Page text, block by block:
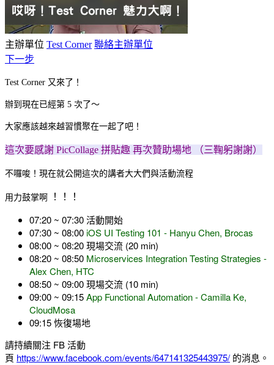
主辦單位 Test Corner 聯絡主辦單位
下一步
Test Corner 又來了！
辦到現在已經第 5 次了～
大家應該越來越習慣聚在一起了吧！
這次要感謝 PicCollage 拼貼趣 再次贊助場地 （三鞠躬謝謝）
不囉唆！現在就公開這次的講者大大們與活動流程
用力鼓掌啊 ！！！
07:20 ~ 07:30 活動開始
07:30 ~ 08:00iOS UI Testing 101 - Hanyu Chen, Brocas
08:00 ~ 08:20 現場交流 (20 min)
08:20 ~ 08:50 Microservices Integration Testing Strategies -
Alex Chen, HTC
08:50 ~ 09:00 現場交流 (10 min)
09:00 ~ 09:15App Functional Automation - Camilla Ke,
CloudMosa
09:15 恢復場地
請持續關注 FB 活動
頁 https://www.facebook.com/events/647141325443975/的消息。